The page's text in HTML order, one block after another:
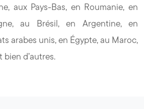
aux Pays-Bas, en Roumanie, en
au Brésil, en Argentine, en
arabes unis, en Égypte, au Maroc,
d’autres.